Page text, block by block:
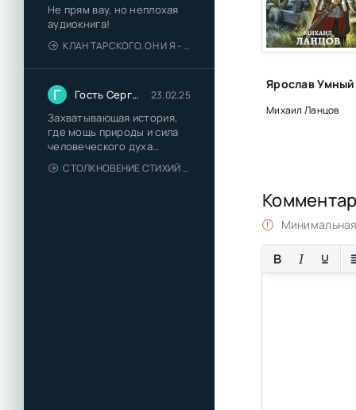
Не прям вау, но неплохая
аудиокнига!
КЛАН ТАРСКОГО. ОН И Я - ЕЛЕНА ТОДОРОВА (1)
Г Гость Сергей 23.02.25
Захватывающая история,
где мощь природы и сила
человеческого духа
сплетаются в напряжённый
и
СТОЛКНОВЕНИЕ СТИХИЙ - ВАЛЕРИЙ ГУМИНСКИЙ
Часть 3. Глава 8
Часть 3. Глава 9
Михаил Ланцов